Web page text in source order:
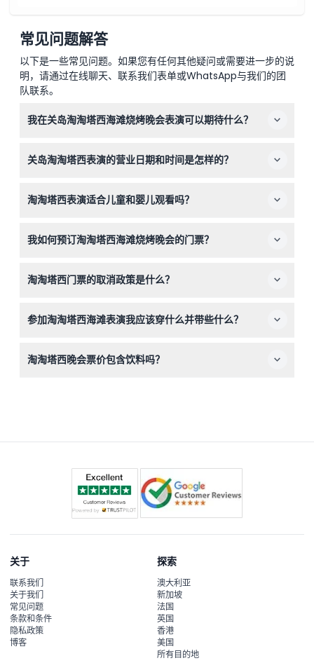
常见问题解答
以下是一些常见问题。如果您有任何其他疑问或需要进一步的说
明，请通过在线聊天、联系我们表单或WhatsApp与我们的团
队联系。
我在关岛淘淘塔西海滩烧烤晚会表演可以期待什么？
舞表演者在海滩旁的大型露天舞台上演出，同时享用无限量
拉和甜点。
关岛淘淘塔西表演的营业日期和时间是怎样的？
为18:30；表演时间从4月至9月为19:00至20:15，从10月至3
认）。
淘淘塔西表演适合儿童和婴儿观看吗？
免费入场但不提供餐食，12岁及以上的儿童按成人票价收
我如何预订淘淘塔西海滩烧烤晚会的门票？
期并选择您偏好的时间。
淘淘塔西门票的取消政策是什么？
期和时间。
参加淘淘塔西海滩表演我应该穿什么并带些什么？
允许拍照，但禁止录像。
淘淘塔西晚会票价包含饮料吗？
关于
联系我们
关于我们
常见问题
条款和条件
隐私政策
博客
探索
澳大利亚
新加坡
法国
英国
香港
美国
所有目的地